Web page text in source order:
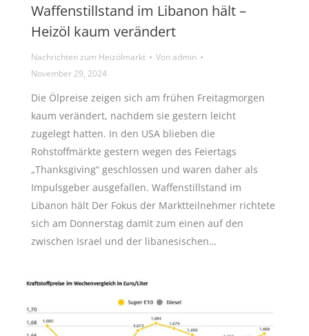
Waffenstillstand im Libanon hält –
Heizöl kaum verändert
Nachrichten zum Heizölmarkt Vonadmin
November 29, 2024
Die Ölpreise zeigen sich am frühen Freitagmorgen
kaum verändert, nachdem sie gestern leicht
zugelegt hatten. In den USA blieben die
Rohstoffmärkte gestern wegen des Feiertags
„Thanksgiving“ geschlossen und waren daher als
Impulsgeber ausgefallen. Waffenstillstand im
Libanon hält Der Fokus der Marktteilnehmer richtete
sich am Donnerstag damit zum einen auf den
zwischen Israel und der libanesischen…